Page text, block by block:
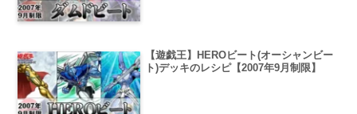
【遊戯王】HEROビート(オーシャンビー
ト)デッキのレシピ【2007年9月制限】